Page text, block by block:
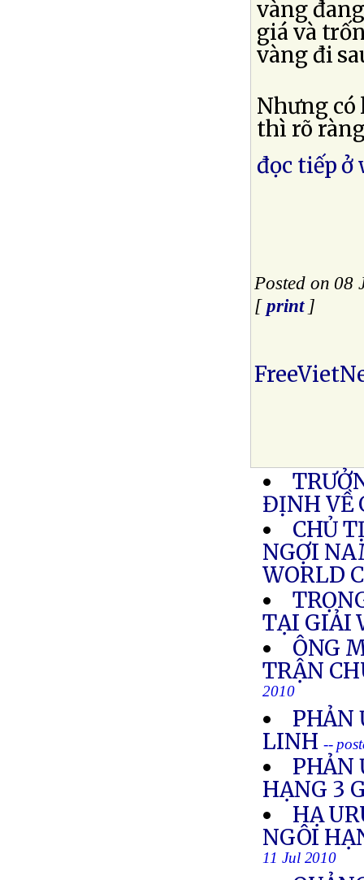
vàng
giá và
vàng đi
Nhưng có
thì rõ
đọc tiếp ở
Posted on 08
[print]
ĐỊNH VỀ
CHỦ
NGỢI
WORLD
TẠI GIẢI
ÔNG
TRẬN
2010
PHẢN
LINH --
PHẢN
HẠNG 3
HẠ
NGÔI
11 Jul 2010